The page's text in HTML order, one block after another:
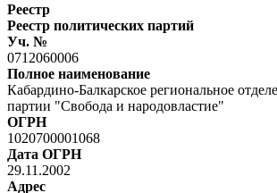
Реестр
Реестр политических партий
Уч. №
0712060006
Полное наименование
Кабардино-Балкарское региональное
партии "Свобода и народовластие"
ОГРН
1020700001068
Дата ОГРН
29.11.2002
Адрес